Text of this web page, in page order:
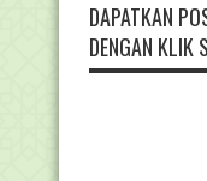
DAPATKAN
DENGAN KLIK